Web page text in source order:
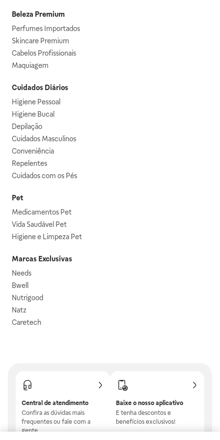
Beleza Premium
Perfumes Importados
Skincare Premium
Cabelos Profissionais
Maquiagem
Cuidados Diários
Higiene Pessoal
Higiene Bucal
Depilação
Cuidados Masculinos
Conveniência
Repelentes
Cuidados com os Pés
Pet
Medicamentos Pet
Vida Saudável Pet
Higiene e Limpeza Pet
Marcas Exclusivas
Needs
Bwell
Nutrigood
Natz
Caretech
Central de atendimento
Confira as dúvidas mais
frequentes ou fale com a
gente.
Baixe o nosso aplicativo
E tenha descontos e
benefícios exclusivos!